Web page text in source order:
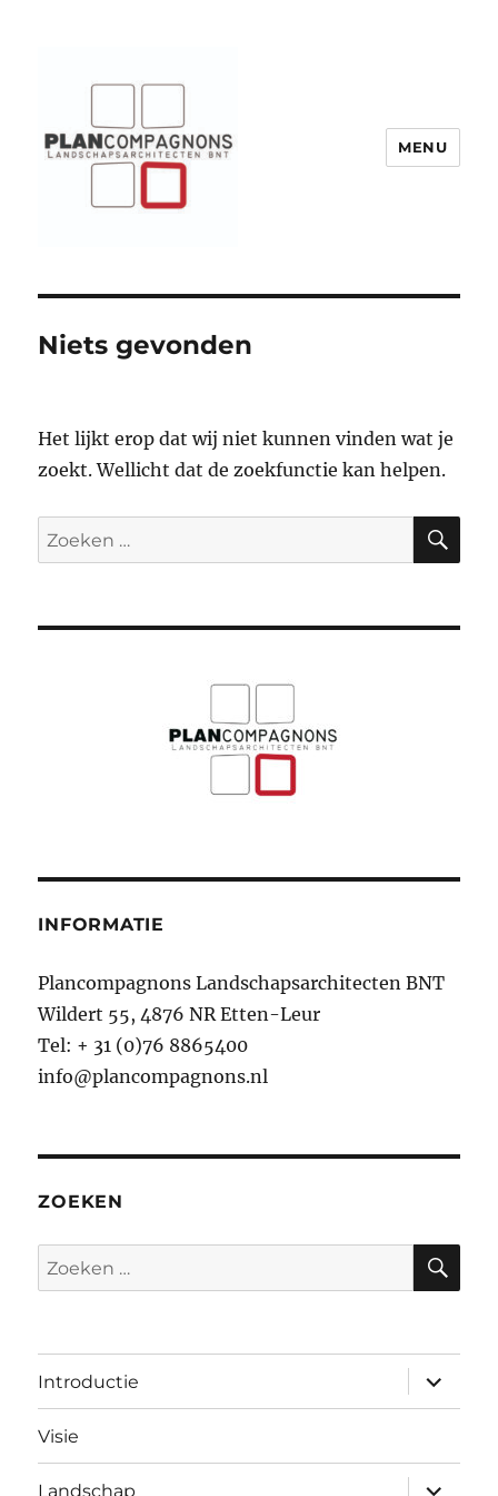
MENU
Niets gevonden
Het lijkt erop dat wij niet kunnen vinden wat je
zoekt. Wellicht dat de zoekfunctie kan helpen.
Zoeken
naar:
INFORMATIE
Plancompagnons Landschapsarchitecten BNT
Wildert 55, 4876 NR Etten-Leur
Tel: + 31 (0)76 8865400
info@plancompagnons.nl
ZOEKEN
Zoeken
naar:
Introductie
Visie
Landschap